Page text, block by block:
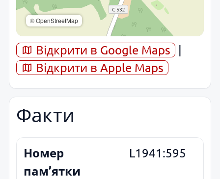
© OpenStreetMap
Відкрити в Google Maps
|
Відкрити в Apple Maps
Факти
Номер
пам’ятки
L1941:595